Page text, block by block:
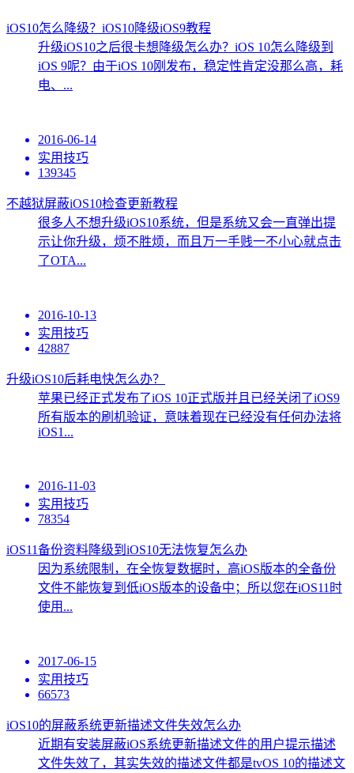
iOS10怎么降级？iOS10降级iOS9教程
升级iOS10之后很卡想降级怎么办？iOS 10怎么降级到
iOS 9呢？由于iOS 10刚发布，稳定性肯定没那么高，耗
电、...
2016-06-14
实用技巧
139345
不越狱屏蔽iOS10检查更新教程
很多人不想升级iOS10系统，但是系统又会一直弹出提
示让你升级，烦不胜烦，而且万一手贱一不小心就点击
了OTA...
2016-10-13
实用技巧
42887
升级iOS10后耗电快怎么办？
苹果已经正式发布了iOS 10正式版并且已经关闭了iOS9
所有版本的刷机验证，意味着现在已经没有任何办法将
iOS1...
2016-11-03
实用技巧
78354
iOS11备份资料降级到iOS10无法恢复怎么办
因为系统限制，在全恢复数据时，高iOS版本的全备份
文件不能恢复到低iOS版本的设备中；所以您在iOS11时
使用...
2017-06-15
实用技巧
66573
iOS10的屏蔽系统更新描述文件失效怎么办
近期有安装屏蔽iOS系统更新描述文件的用户提示描述
文件失效了，其实失效的描述文件都是tvOS 10的描述文